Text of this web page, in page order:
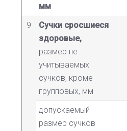
мм
9
Сучки сросшиеся
здоровые,
размер не
учитываемых
сучков, кроме
групповых, мм
допускаемый
размер сучков